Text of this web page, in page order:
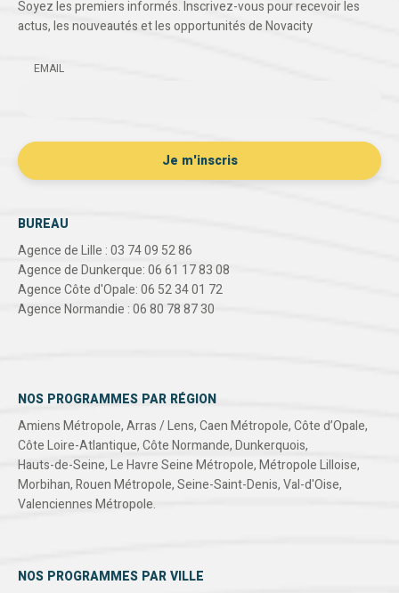
Soyez les premiers informés. Inscrivez-vous pour recevoir les
actus, les nouveautés et les opportunités de Novacity
EMAIL
BUREAU
Agence de Lille : 03 74 09 52 86
Agence de Dunkerque: 06 61 17 83 08
Agence Côte d'Opale: 06 52 34 01 72
Agence Normandie : 06 80 78 87 30
NOS PROGRAMMES PAR RÉGION
Amiens Métropole,Arras / Lens,Caen Métropole,Côte d’Opale,
Côte Loire-Atlantique,Côte Normande,Dunkerquois,
Hauts-de-Seine,Le Havre Seine Métropole,Métropole Lilloise,
Morbihan,Rouen Métropole,Seine-Saint-Denis,Val-d'Oise,
Valenciennes Métropole.
NOS PROGRAMMES PAR VILLE